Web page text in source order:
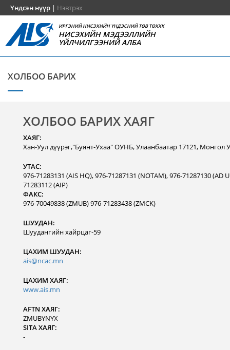
Үндсэн нүүр | Нэвтрэх
ИРГЭНИЙ НИСЭХИЙН ҮНДЭСНИЙ ТӨВ ТӨХХК
НИСЭХИЙН МЭДЭЭЛЛИЙН
ҮЙЛЧИЛГЭЭНИЙ АЛБА
ХОЛБОО БАРИХ
ХОЛБОО БАРИХ ХАЯГ
ХАЯГ:
Хан-Уул дүүрэг,"Буянт-Ухаа" ОУНБ, Улаанбаатар 17121, Монгол
УТАС:
976-71283131 (AIS HQ), 976-71287131 (NOTAM), 976-71287130 (AD
71283112 (AIP)
ФАКС:
976-70049838 (ZMUB) 976-71283438 (ZMCK)
ШУУДАН:
Шуудангийн хайрцаг-59
ЦАХИМ ШУУДАН:
ais@ncac.mn
ЦАХИМ ХАЯГ:
www.ais.mn
AFTN ХАЯГ:
ZMUBYNYX
SITA ХАЯГ:
-